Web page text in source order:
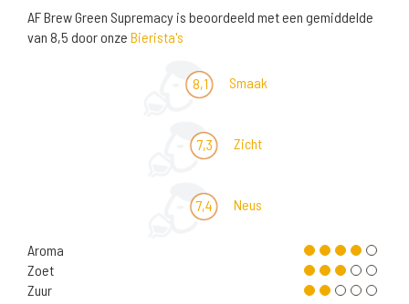
AF Brew Green Supremacy is beoordeeld met een gemiddelde
van 8,5 door onze Bierista's
8,1 Smaak
7,3 Zicht
7,4 Neus
Aroma
Zoet
Zuur